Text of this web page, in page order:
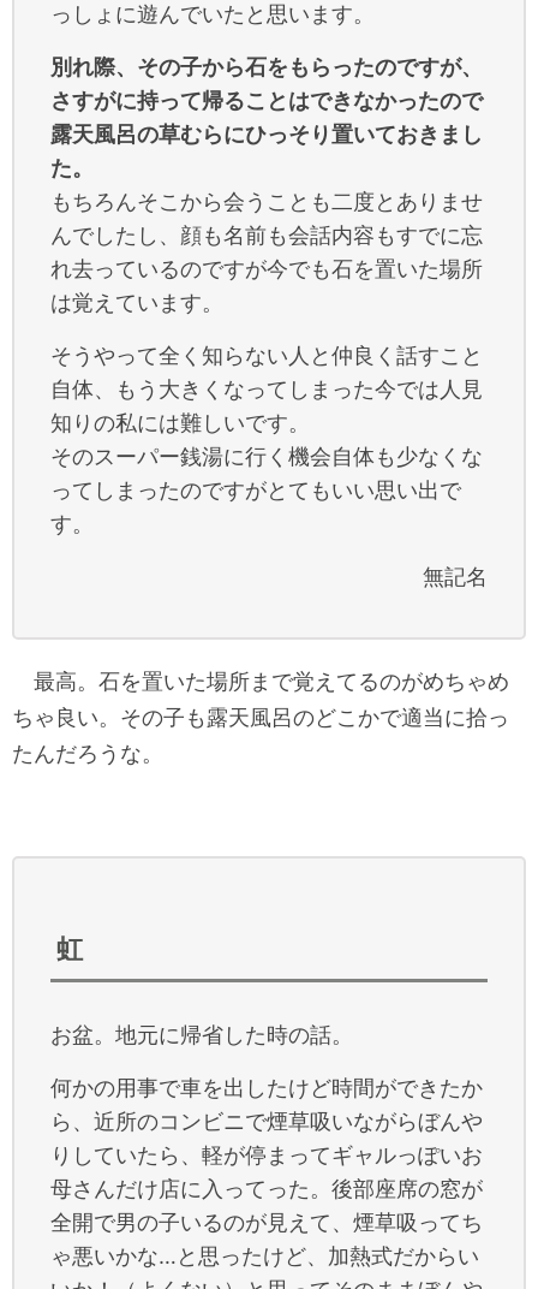
っしょに遊んでいたと思います。
別れ際、その子から石をもらったのですが、
さすがに持って帰ることはできなかったので
露天風呂の草むらにひっそり置いておきまし
た。
もちろんそこから会うことも二度とありませ
んでしたし、顔も名前も会話内容もすでに忘
れ去っているのですが今でも石を置いた場所
は覚えています。
そうやって全く知らない人と仲良く話すこと
自体、もう大きくなってしまった今では人見
知りの私には難しいです。
そのスーパー銭湯に行く機会自体も少なくな
ってしまったのですがとてもいい思い出で
す。
無記名
最高。石を置いた場所まで覚えてるのがめちゃめ
ちゃ良い。その子も露天風呂のどこかで適当に拾っ
たんだろうな。
虹
お盆。地元に帰省した時の話。
何かの用事で車を出したけど時間ができたか
ら、近所のコンビニで煙草吸いながらぼんや
りしていたら、軽が停まってギャルっぽいお
母さんだけ店に入ってった。後部座席の窓が
全開で男の子いるのが見えて、煙草吸ってち
ゃ悪いかな…と思ったけど、加熱式だからい